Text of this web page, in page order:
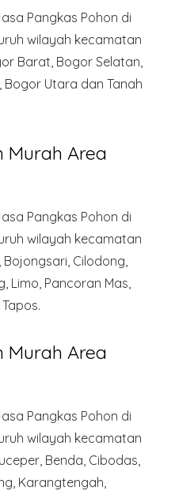
Pangkas Pohon di
wilayah kecamatan
Barat, Bogor Selatan,
Bogor Utara dan Tanah
Murah Area
Pangkas Pohon di
wilayah kecamatan
Cilodong,
Limo, Pancoran Mas,
Murah Area
Pangkas Pohon di
wilayah kecamatan
Benda, Cibodas,
Karangtengah,